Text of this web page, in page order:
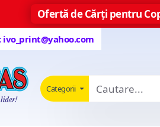
Ofertă de Cărți pentru
ivo_print@yahoo.com
Categorii